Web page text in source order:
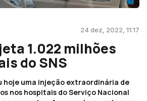
24 dez, 2022, 11:17
1.022 milhões
do SNS
hoje uma injeção extraordinária de
nos hospitais do Serviço Nacional